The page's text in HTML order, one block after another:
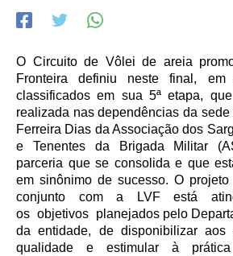
O Circuito de Vôlei de areia
Fronteira definiu neste final,
classificados em sua 5ª etapa,
realizada nas dependências da sede
Ferreira Dias da Associação dos
e Tenentes da Brigada Militar
parceria que se consolida e que
em sinônimo de sucesso. O projeto
conjunto com a LVF está
os objetivos
planejados pelo
da entidade, de disponibilizar aos
qualidade e estimular à